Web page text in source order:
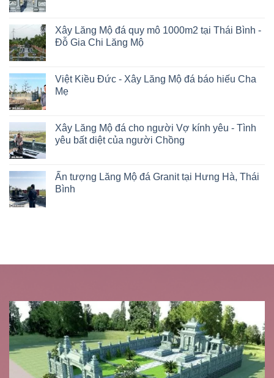
Xây Lăng Mộ đá quy mô 1000m2 tại Thái Bình -
Đỗ Gia Chi Lăng Mộ
Việt Kiều Đức - Xây Lăng Mộ đá báo hiếu Cha
Mẹ
Xây Lăng Mộ đá cho người Vợ kính yêu - Tình
yêu bất diệt của người Chồng
Ấn tượng Lăng Mộ đá Granit tại Hưng Hà, Thái
Bình